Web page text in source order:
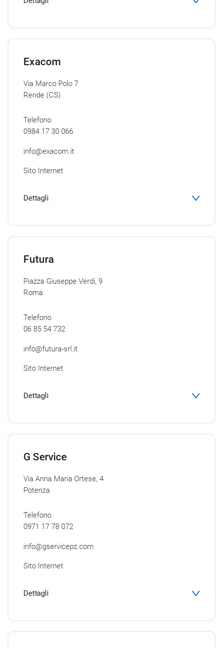
Exacom
Via Marco Polo 7
Rende (CS)
Telefono
0984 17 30 066
info@exacom.it
Sito Internet
Dettagli
Futura
Piazza Giuseppe Verdi, 9
Roma
Telefono
06 85 54 732
info@futura-srl.it
Sito Internet
Dettagli
G Service
Via Anna Maria Ortese, 4
Potenza
Telefono
0971 17 78 072
info@gservicepz.com
Sito Internet
Dettagli